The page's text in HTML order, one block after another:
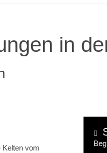
in
Kelten vom